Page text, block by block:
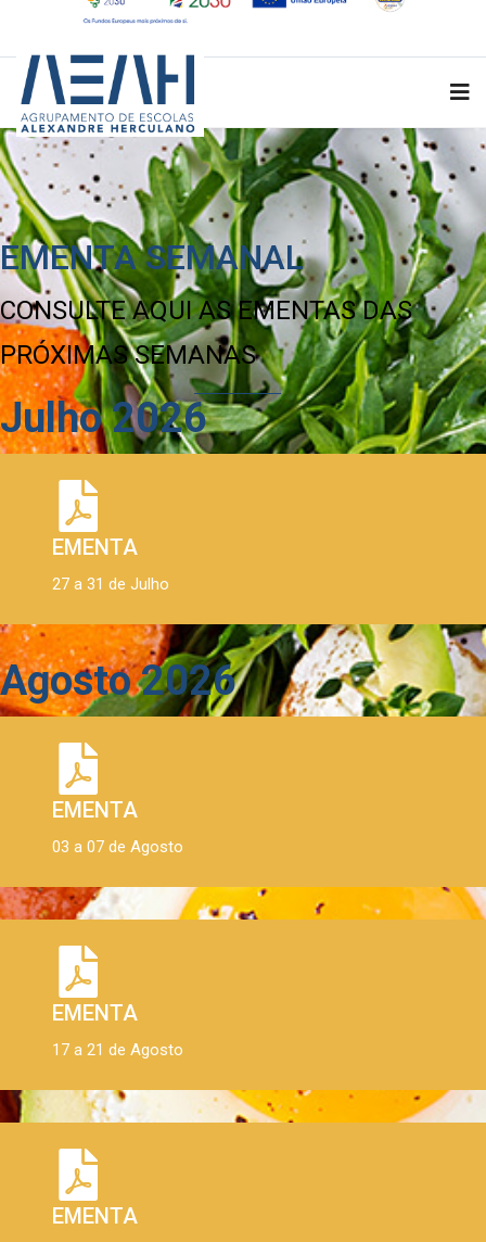
EMENTA SEMANAL
CONSULTE AQUI AS EMENTAS DAS
PRÓXIMAS SEMANAS
Julho 2026
EMENTA
27 a 31 de Julho
Agosto 2026
EMENTA
03 a 07 de Agosto
EMENTA
17 a 21 de Agosto
EMENTA